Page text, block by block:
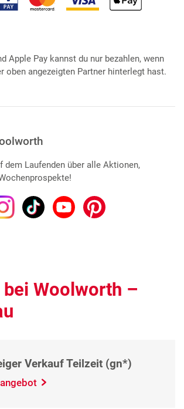
Apple Pay kannst du nur bezahlen, wenn
oben angezeigten Partner hinterlegt hast.
dem Laufenden über alle Aktionen,
Woolworth –
Verkauf Teilzeit (gn*)